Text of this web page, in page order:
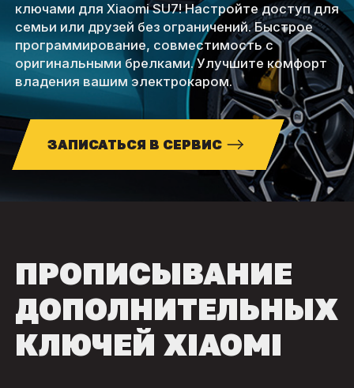
ключами для Xiaomi SU7! Настройте доступ для
семьи или друзей без ограничений. Быстрое
программирование, совместимость с
оригинальными брелками. Улучшите комфорт
владения вашим электрокаром.
ЗАПИСАТЬСЯ В СЕРВИС
ПРОПИСЫВАНИЕ
ДОПОЛНИТЕЛЬНЫХ
КЛЮЧЕЙ XIAOMI